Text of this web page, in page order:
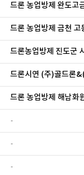
드론 농업방제 완도고
드론 농업방제 금천 고
드론농업방제 진도군
드론시연 (주)골드론
드론 농업방제 해남화
-
-
-